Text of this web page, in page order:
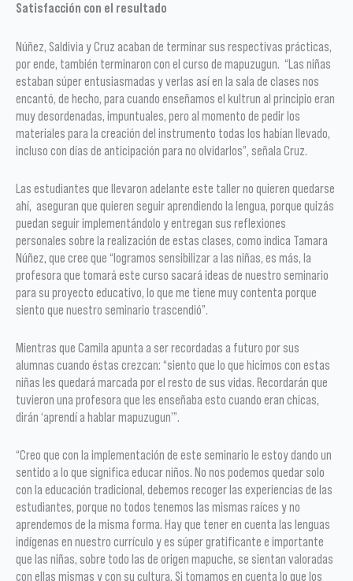
Satisfacción con el resultado
Núñez, Saldivia y Cruz acaban de terminar sus respectivas prácticas,
por ende, también terminaron con el curso de mapuzugun. “Las niñas
estaban súper entusiasmadas y verlas así en la sala de clases nos
encantó, de hecho, para cuando enseñamos el kultrun al principio eran
muy desordenadas, impuntuales, pero al momento de pedir los
materiales para la creación del instrumento todas los habían llevado,
incluso con días de anticipación para no olvidarlos”, señala Cruz.
Las estudiantes que llevaron adelante este taller no quieren quedarse
ahí, aseguran que quieren seguir aprendiendo la lengua, porque quizás
puedan seguir implementándolo y entregan sus reflexiones
personales sobre la realización de estas clases, como indica Tamara
Núñez, que cree que “logramos sensibilizar a las niñas, es más, la
profesora que tomará este curso sacará ideas de nuestro seminario
para su proyecto educativo, lo que me tiene muy contenta porque
siento que nuestro seminario trascendió”.
Mientras que Camila apunta a ser recordadas a futuro por sus
alumnas cuando éstas crezcan: “siento que lo que hicimos con estas
niñas les quedará marcada por el resto de sus vidas. Recordarán que
tuvieron una profesora que les enseñaba esto cuando eran chicas,
dirán ‘aprendí a hablar mapuzugun’”.
“Creo que con la implementación de este seminario le estoy dando un
sentido a lo que significa educar niños. No nos podemos quedar solo
con la educación tradicional, debemos recoger las experiencias de las
estudiantes, porque no todos tenemos las mismas raíces y no
aprendemos de la misma forma. Hay que tener en cuenta las lenguas
indígenas en nuestro currículo y es súper gratificante e importante
que las niñas, sobre todo las de origen mapuche, se sientan valoradas
con ellas mismas y con su cultura. Si tomamos en cuenta lo que los